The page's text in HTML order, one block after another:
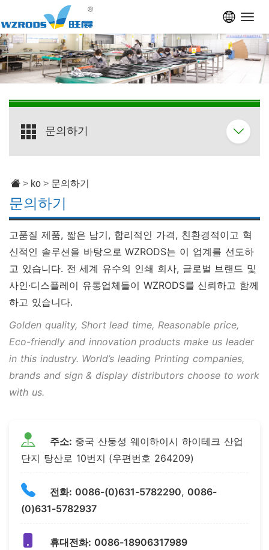
문의하기
> ko > 문의하기
고품질 제품, 짧은 납기, 합리적인 가격, 친환경적이고 혁
신적인 솔루션을 바탕으로 WZRODS는 이 업계를 선도하
고 있습니다. 전 세계 유수의 인쇄 회사, 글로벌 브랜드 및
사인·디스플레이 유통업체들이 WZRODS를 신뢰하고 함께
하고 있습니다.
Golden quality, Short lead time, Reasonable price,
Eco-friendly and innovation products make us leader
in this industry. World’s leading Printing companies,
brands and sign & display distributors choose to work
with us.
주소: 중국 산둥성 웨이하이시 하이테크 산업
단지 탕산로 10번지 (우편번호 264209)
전화: 0086-(0)631-5782290,0086-
(0)631-5782937
휴대전화: 0086-18906317989
문의하기